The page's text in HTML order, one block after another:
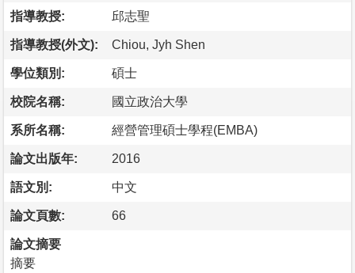
指導教授: 邱志聖
指導教授(外文): Chiou, Jyh Shen
學位類別: 碩士
校院名稱: 國立政治大學
系所名稱: 經營管理碩士學程(EMBA)
論文出版年: 2016
語文別: 中文
論文頁數: 66
論文摘要
摘要